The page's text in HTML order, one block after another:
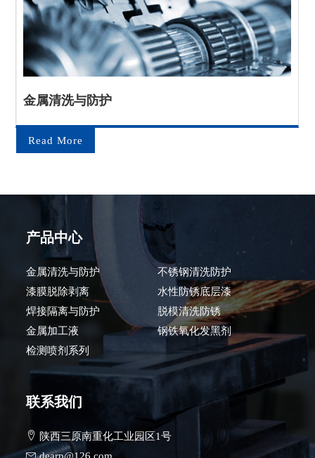
金属清洗与防护
Read More
产品中心
金属清洗与防护
不锈钢清洗防护
漆膜脱除剥离
水性防锈底层漆
焊接隔离与防护
脱模清洗防锈
金属加工液
钢铁氧化发黑剂
检测喷剂系列
联系我们
陕西三原南重化工业园区1号
dearp@126.com